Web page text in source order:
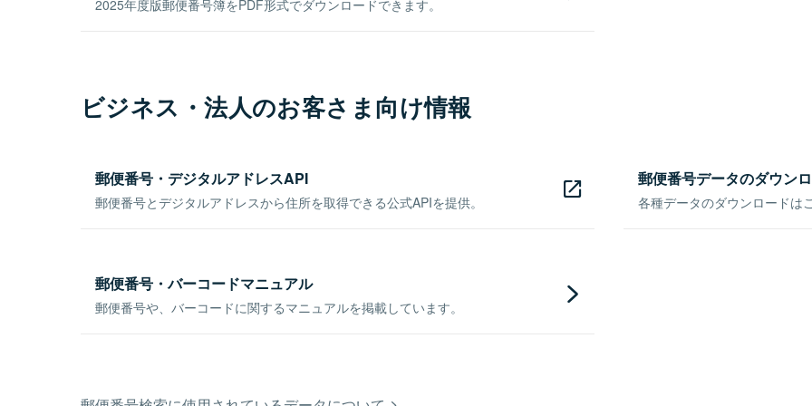
2025年度版郵便番号簿をPDF形式でダウンロードできます。
ビジネス・法人のお客さま向け情報
郵便番号・デジタルアドレスAPI
郵便番号とデジタルアドレスから住所を取得できる公式APIを提供。
郵便番号データのダウン
各種データのダウンロードは
郵便番号・バーコードマニュアル
郵便番号や、バーコードに関するマニュアルを掲載しています。